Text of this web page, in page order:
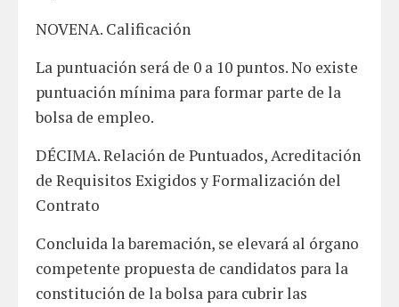
NOVENA. Calificación
La puntuación será de 0 a 10 puntos. No existe
puntuación mínima para formar parte de la
bolsa de empleo.
DÉCIMA. Relación de Puntuados, Acreditación
de Requisitos Exigidos y Formalización del
Contrato
Concluida la baremación, se elevará al órgano
competente propuesta de candidatos para la
constitución de la bolsa para cubrir las